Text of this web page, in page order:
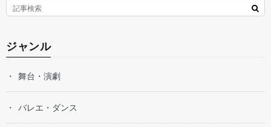
ジャンル
舞台・演劇
バレエ・ダンス